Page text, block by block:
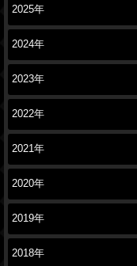
2025年
2024年
2023年
2022年
2021年
2020年
2019年
2018年